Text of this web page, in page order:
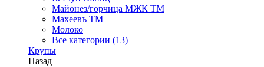
Майонез/горчица МЖК ТМ
Махеевъ ТМ
Молоко
Все категории (13)
Крупы
Назад